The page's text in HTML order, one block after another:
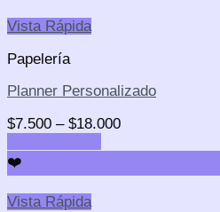
Vista Rápida
Papelería
Planner Personalizado
$7.500 – $18.000
❤️
Vista Rápida